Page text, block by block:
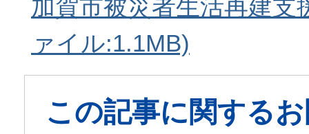
加賀市被災者生活再建支
ァイル:1.1MB)
この記事に関する